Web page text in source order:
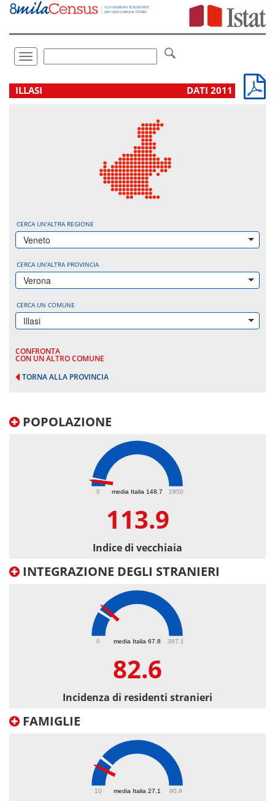
Vai
direttamente
Toggle
navigation
.
ILLASI DATI 2011
CERCA UN'ALTRA REGIONE
Veneto
CERCA UN'ALTRA PROVINCIA
Verona
CERCA UN COMUNE
Illasi
CONFRONTA
CON UN ALTRO COMUNE
TORNA ALLA PROVINCIA
POPOLAZIONE
media Italia 148.7
0 2850
113.9
Indice di vecchiaia
INTEGRAZIONE DEGLI STRANIERI
media Italia 67.8
0 367.1
82.6
Incidenza di residenti stranieri
FAMIGLIE
media Italia 27.1
10 90.9